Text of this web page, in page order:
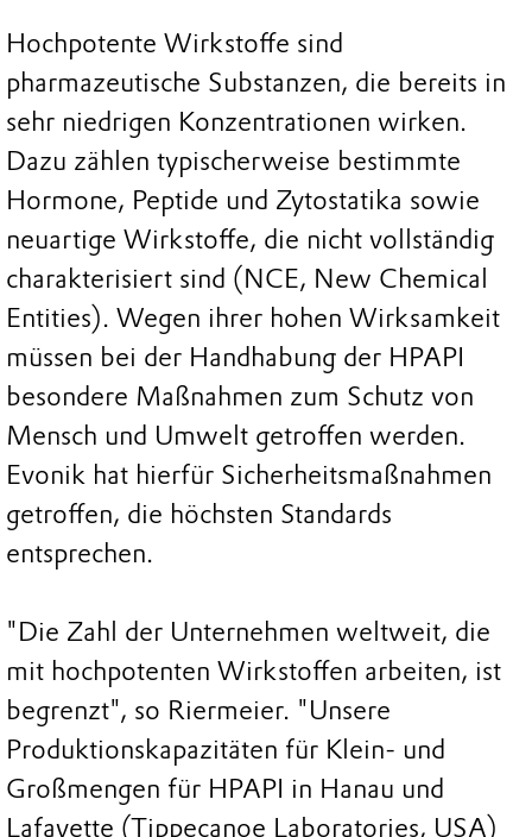
Hochpotente Wirkstoffe sind
pharmazeutische Substanzen, die bereits in
sehr niedrigen Konzentrationen wirken.
Dazu zählen typischerweise bestimmte
Hormone, Peptide und Zytostatika sowie
neuartige Wirkstoffe, die nicht vollständig
charakterisiert sind (NCE, New Chemical
Entities). Wegen ihrer hohen Wirksamkeit
müssen bei der Handhabung der HPAPI
besondere Maßnahmen zum Schutz von
Mensch und Umwelt getroffen werden.
Evonik hat hierfür Sicherheitsmaßnahmen
getroffen, die höchsten Standards
entsprechen.
"Die Zahl der Unternehmen weltweit, die
mit hochpotenten Wirkstoffen arbeiten, ist
begrenzt", so Riermeier. "Unsere
Produktionskapazitäten für Klein- und
Großmengen für HPAPI in Hanau und
Lafayette (Tippecanoe Laboratories, USA)